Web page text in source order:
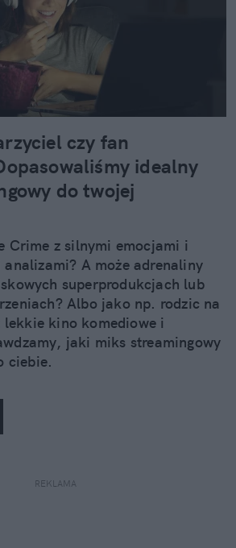
czy fan
idealny
do twojej
Crime z silnymi emocjami i
A może adrenaliny
superprodukcjach lub
Albo jako np. rodzic na
lekkie kino komediowe i
jaki miks streamingowy
ciebie.
REKLAMA